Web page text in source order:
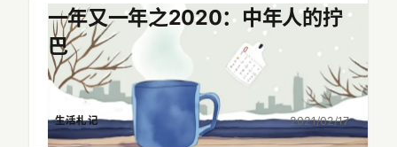
一年又一年之2020：中年人的拧
巴
生活札记 2021/02/17